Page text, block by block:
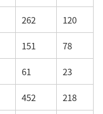
262 120
151 78
61 23
452 218